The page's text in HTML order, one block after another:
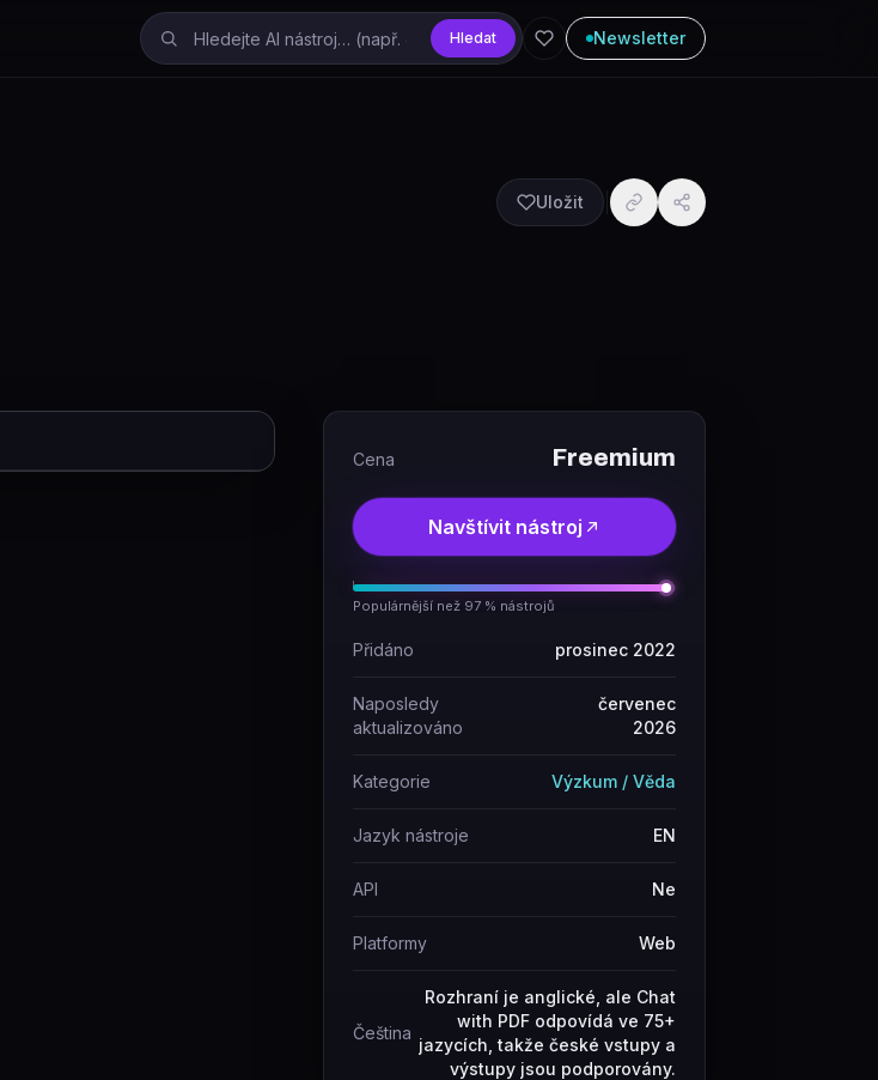
Hledat Newsletter
Uložit
Cena Freemium
Navštívit nástroj
Populárnější než 97 % nástrojů
Přidáno prosinec 2022
Naposledy
aktualizováno
červenec
2026
Kategorie Výzkum / Věda
Jazyk nástroje EN
API Ne
Platformy Web
Čeština
Rozhraní je anglické, ale Chat
with PDF odpovídá ve 75+
jazycích, takže české vstupy a
výstupy jsou podporovány.